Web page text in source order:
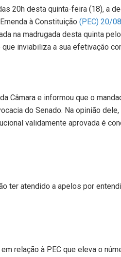
20h desta quinta-feira (18), a
à Constituição (PEC) 20/08
na madrugada desta quinta
que inviabiliza a sua efetivação
Câmara e informou que o
do Senado. Na opinião
validamente aprovada é
ter atendido a apelos por
relação à PEC que eleva o